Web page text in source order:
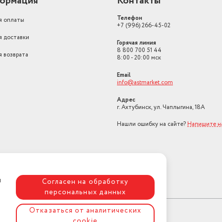
полифонические
пластик
Поддержка сетей 4G (LTE)
12 мес.
нет
оплаты
доставки
возврата
Телефон
+7 (996) 266-45-02
Горячая линия
8 800 700 51 44
8:00 - 20:00 мск
Email
info@astmarket.com
Адрес
г. Ахтубинск, ул. Чаплыгина, 18А
Нашли ошибку на сайте? Напишите
Согласен на обработку
персональных данных
Отказаться от аналитических